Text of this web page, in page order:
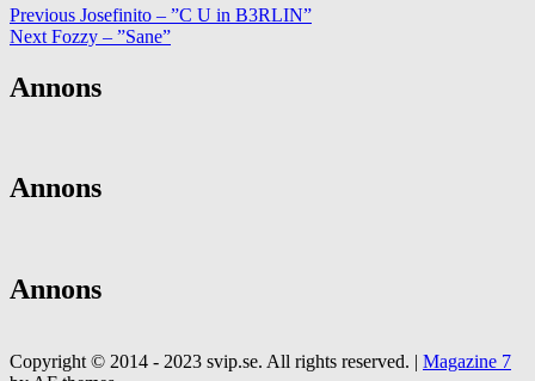
Previous Josefinito – ”C U in B3RLIN”
Next Fozzy – ”Sane”
Annons
Annons
Annons
Copyright © 2014 - 2023 svip.se. All rights reserved. | Magazine 7